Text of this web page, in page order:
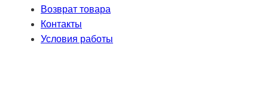
Возврат товара
Контакты
Условия работы